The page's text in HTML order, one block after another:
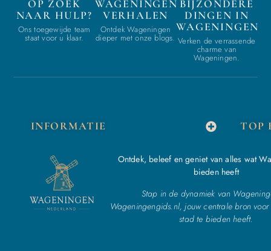
OP ZOEK
NAAR HULP?
Ons toegewijde team
staat voor u klaar.
WAGENINGEN
VERHALEN
Ontdek Wageningen
dieper met onze blogs.
BIJZONDERE
DINGEN IN
WAGENINGEN
Verken de verrassende
charme van
Wageningen.
INFORMATIE TOP
Ontdek, beleef en geniet van alles wat
bieden heeft
Stap in de dynamiek van
Wageningengids.nl, jouw centrale bron
stad te bieden heeft.